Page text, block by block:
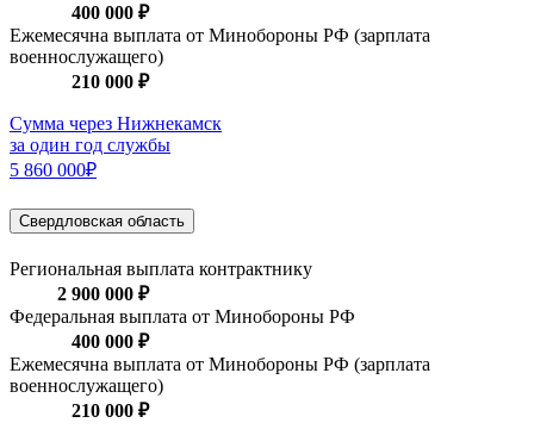
400 000 ₽
Ежемесячна выплата от Минобороны РФ (зарплата
военнослужащего)
210 000 ₽
Сумма через Нижнекамск
за один год службы
5 860 000₽
Свердловская область
Региональная выплата контрактнику
2 900 000 ₽
Федеральная выплата от Минобороны РФ
400 000 ₽
Ежемесячна выплата от Минобороны РФ (зарплата
военнослужащего)
210 000 ₽